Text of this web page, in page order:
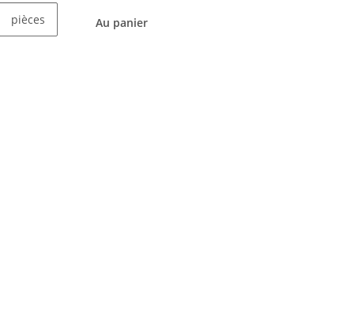
pièces Au panier